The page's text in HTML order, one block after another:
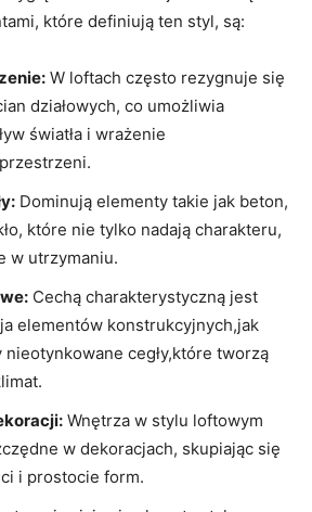
które definiują ten styl, są:
W loftach często rezygnuje się
działowych, co umożliwia
światła i wrażenie
Dominują elementy takie jak beton,
które nie tylko nadają charakteru,
w utrzymaniu.
Cechą charakterystyczną jest
elementów konstrukcyjnych,jak
cegły,które tworzą
Wnętrza w stylu loftowym
w dekoracjach, skupiając się
i prostocie form.